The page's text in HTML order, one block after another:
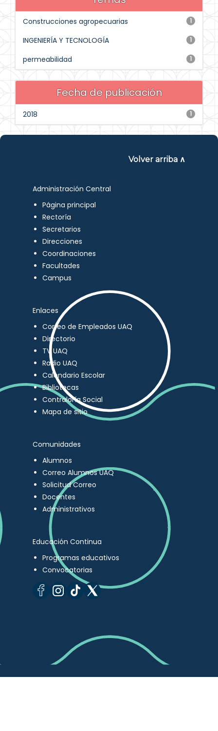
1
Construcciones agropecuarias
1
INGENIERÍA Y TECNOLOGÍA
1
permeabilidad
Fecha de publicación
1
2018
Volver arriba ∧
Administración Central
Página principal
Rectoría
Secretarios
Direcciones
Coordinaciones
Facultades
Campus
Enlaces
Correo de Empleados UAQ
Directorio
TV UAQ
Radio UAQ
Calendario Escolar
Bibliotecas
Contraloría Social
Mapa de sitio
Comunidades
Alumnos
Correo Alumnos UAQ
Solicitud Correo
Docentes
Administrativos
Educación Continua
Programas educativos
Convocatorias